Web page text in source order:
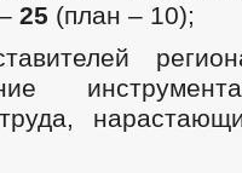
25 (план – 10);
труда,